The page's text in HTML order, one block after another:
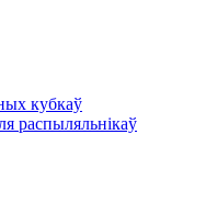
кубкаў
распыляльнікаў